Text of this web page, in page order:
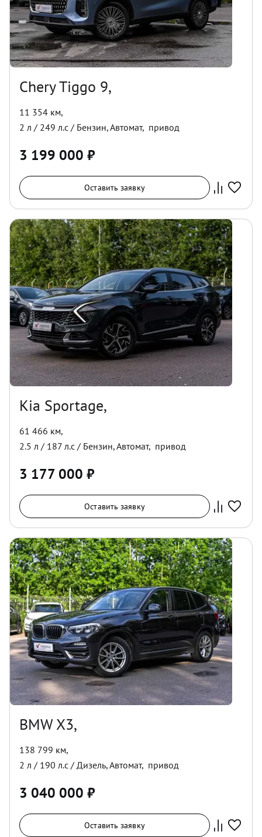
Chery Tiggo 9,
11 354 км,
2 л / 249 л.с / Бензин,Автомат, привод
3 199 000 ₽
Оставить заявку
Kia Sportage,
61 466 км,
2.5 л / 187 л.с / Бензин,Автомат, привод
3 177 000 ₽
Оставить заявку
BMW X3,
138 799 км,
2 л / 190 л.с / Дизель,Автомат, привод
3 040 000 ₽
Оставить заявку